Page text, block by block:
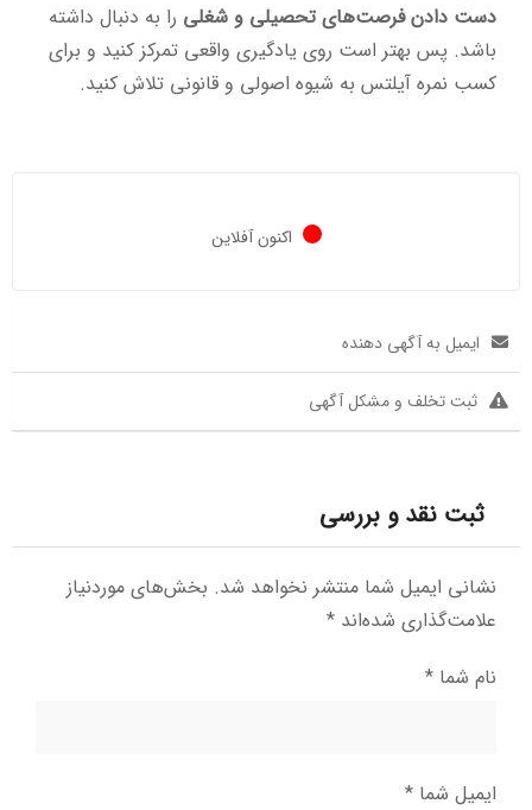
دست دادن فرصت‌های تحصیلی و شغلی را به دنبال داشته
باشد. پس بهتر است روی یادگیری واقعی تمرکز کنید و برای
کسب نمره آیلتس به شیوه اصولی و قانونی تلاش کنید.
اکنون آفلاین
ایمیل به آگهی دهنده
ثبت تخلف و مشکل آگهی
ثبت نقد و بررسی
نشانی ایمیل شما منتشر نخواهد شد. بخش‌های موردنیاز
علامت‌گذاری شده‌اند *
نام شما *
ایمیل شما *